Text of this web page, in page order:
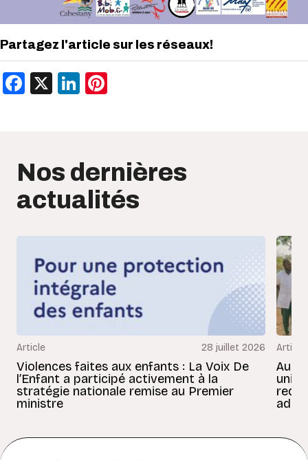
Partagez l'article sur les réseaux!
Facebook
X LinkedIn
Nos dernières
actualités
Article 28 juillet 2026
Violences faites aux enfants : La Voix De
l’Enfant a participé activement à la
stratégie nationale remise au Premier
ministre
Article
Au